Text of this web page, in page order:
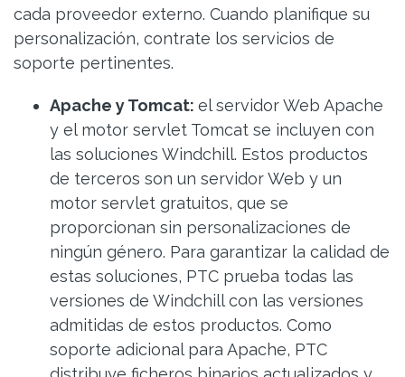
cada proveedor externo. Cuando planifique su
personalización, contrate los servicios de
soporte pertinentes.
Apache y Tomcat: el servidor Web Apache
y el motor servlet Tomcat se incluyen con
las soluciones Windchill. Estos productos
de terceros son un servidor Web y un
motor servlet gratuitos, que se
proporcionan sin personalizaciones de
ningún género. Para garantizar la calidad de
estas soluciones, PTC prueba todas las
versiones de Windchill con las versiones
admitidas de estos productos. Como
soporte adicional para Apache, PTC